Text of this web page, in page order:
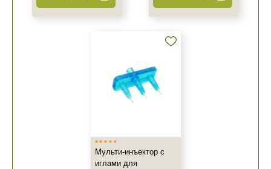
Мульти-инъектор с
иглами для